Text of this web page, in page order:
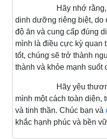
Hãy nhớ rằng, mỗi
dinh dưỡng riêng biệt, do
độ ăn và cung cấp đúng
mình là điều cực kỳ quan
tốt, chúng sẽ trở thành
thành và khỏe mạnh suốt
Hãy yêu thương và
mình một cách toàn
và tinh thần. Chúc bạn và
khắc hạnh phúc và bền